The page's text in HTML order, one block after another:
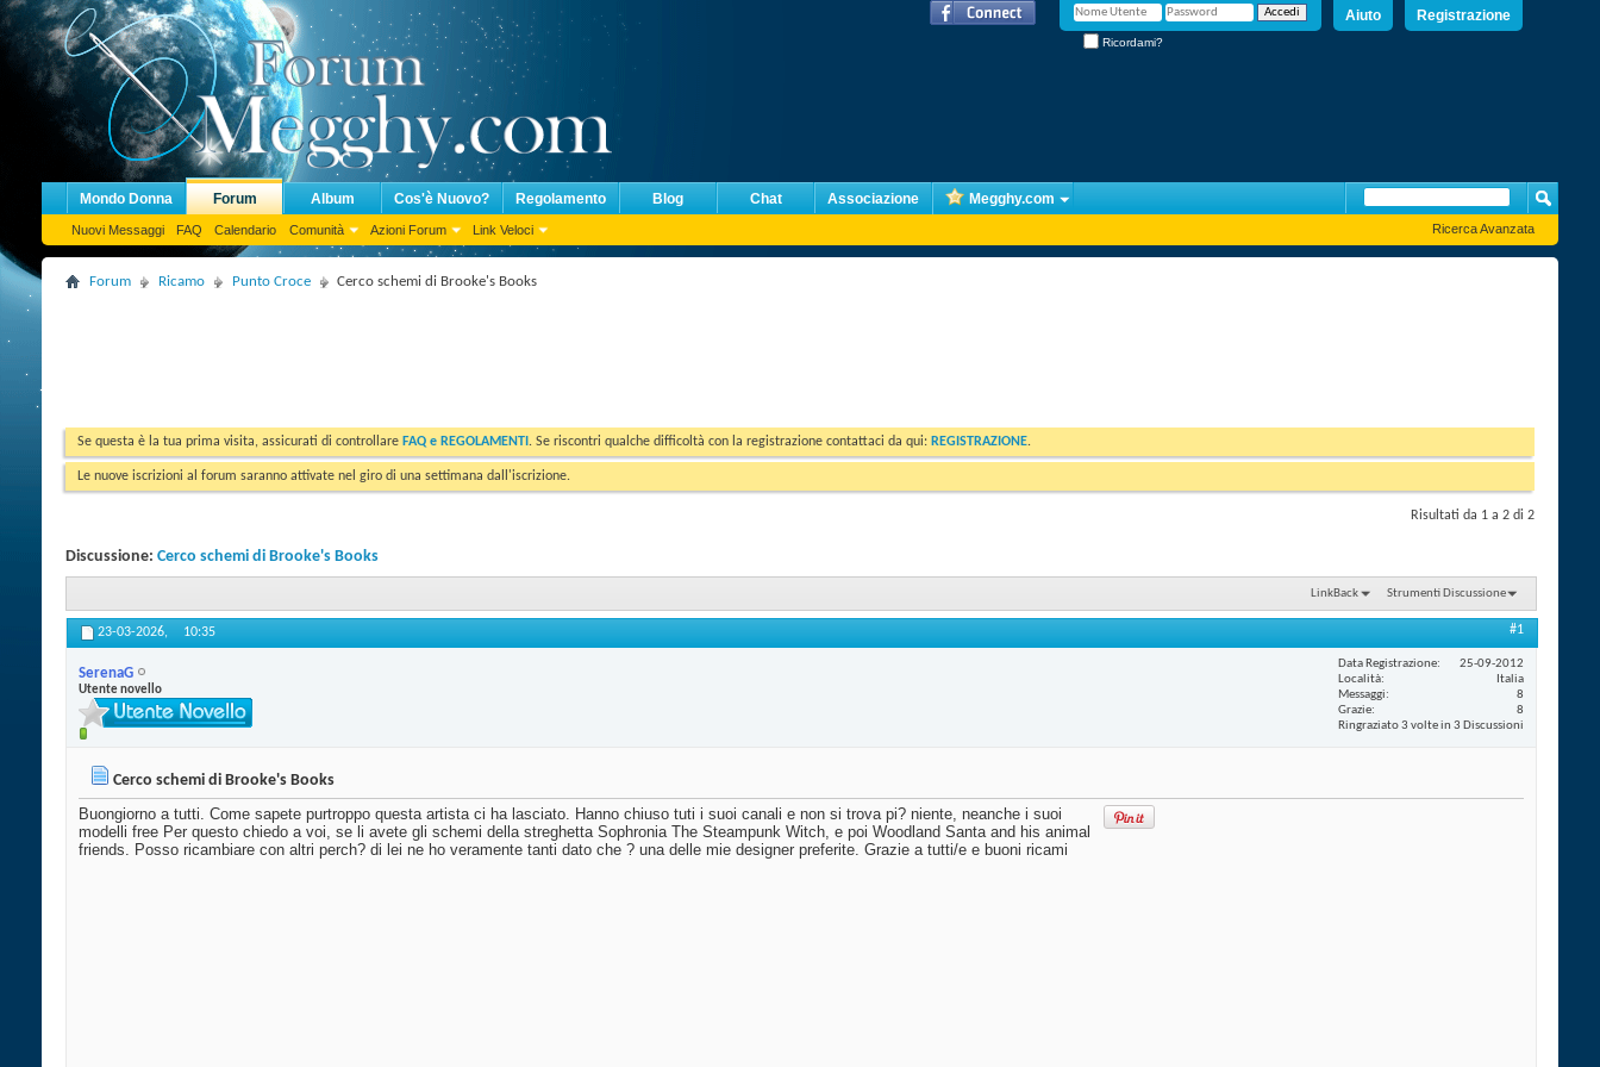
Registrazione
Aiuto
Ricordami?
Mondo Donna Forum
Nuovi Messaggi FAQ Calendario Comunità Azioni Forum Link Veloci
Album Cos'è Nuovo? Regolamento Blog Chat Associazione Megghy.com
Ricerca Avanzata
Forum Ricamo Punto Croce Cerco schemi di Brooke's Books
Se questa è la tua prima visita, assicurati di controllare FAQ e REGOLAMENTI . Se riscontri qualche difficoltà con la registrazione contattaci da qui: REGISTRAZIONE.
Le nuove iscrizioni al forum saranno attivate nel giro di una settimana dall'iscrizione.
Risultati da 1 a 2 di 2
Discussione: Cerco schemi di Brooke's Books
LinkBack Strumenti Discussione
23-03-2026, 10:35 #1
SerenaG
Utente novello
Data Registrazione
25-09-2012
Località
Italia
Messaggi
8
Grazie
8
Ringraziato 3 volte in 3 Discussioni
Cerco schemi di Brooke's Books
Buongiorno a tutti. Come sapete purtroppo questa artista ci ha lasciato. Hanno chiuso tuti i suoi canali e non si trova pi? niente, neanche i suoi
modelli free Per questo chiedo a voi, se li avete gli schemi della streghetta Sophronia The Steampunk Witch, e poi Woodland Santa and his animal
friends. Posso ricambiare con altri perch? di lei ne ho veramente tanti dato che ? una delle mie designer preferite. Grazie a tutti/e e buoni ricami